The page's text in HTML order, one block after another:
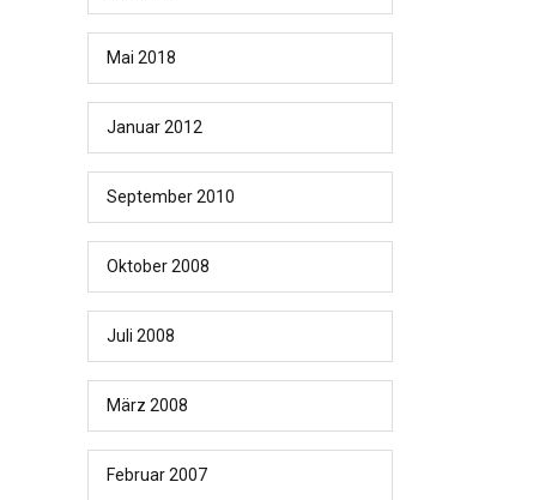
Mai 2018
Januar 2012
September 2010
Oktober 2008
Juli 2008
März 2008
Februar 2007